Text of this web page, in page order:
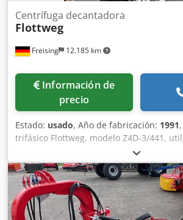
Freising 12.185 km
Centrífuga decantadora
Flottweg
Información de
precio
Estado: usado, Año de fabricación: 1991
trifásico Flottweg, modelo Z4D-3/441,
vez en una planta de zumos. Diámetro
420 mm. Longitud interior del tambor:
de la pared del tambor: 10 mm. El
introduce en el eje central hueco del
sólidos se acumulan en la pared del
fuerza centrífuga. A través de un